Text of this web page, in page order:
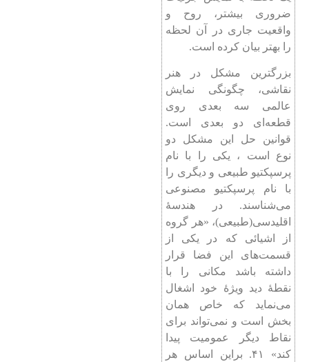
ضروری بیشتر، روح و
واقعیت جاری در آن لحظه
را بهتر بیان كرده است.
بزرگترین مشكل در هنر
نقاشی، چگونگی نمایش
عالمی سه بعدی روی
قطعه‌ای دو بعدی است.
قوانین حل این مشكل دو
نوع است ، یكی را با نام
پرسپكتیو طبیعی و دیگری را
با نام پرسپكتیو مصنوعی
می‌شناسند. در هندسۀ‌
اقلیدسی(طبیعی)، «هر گروه
از اشیائی كه در یكی از
قسمت‌های این فضا قرار
داشته باشد مكانی را با
نقطۀ دید ویژۀ خود اشغال
می‌نماید كه خاص همان
بخش است و نمی‌تواند برای
نقاط دیگر عمومیت پیدا
كند» ۴۱. براین اساس هر